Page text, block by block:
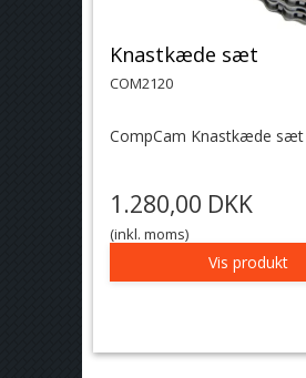
Knastkæde sæt
COM2120
CompCam Knastkæde sæt
1.280,00 DKK
(inkl. moms)
Vis produkt